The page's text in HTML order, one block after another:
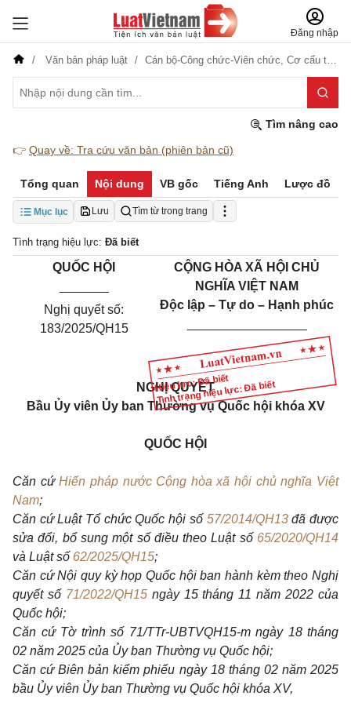
Đăng nhập
Văn bản pháp luật Cán bộ-Công chức-Viên chức, Cơ cấu tổ chức
Tìm nâng cao
👉 Quay về: Tra cứu văn bản (phiên bản cũ)
Tổng quan Nội dung VB gốc Tiếng Anh Lược đồ
Mục lục Lưu Tìm từ trong trang
Tình trạng hiệu lực: Đã biết
Hiệu lực: Đã biết
Tình trạng hiệu lực: Đã biết
QUỐC HỘI
Nghị quyết số:
183/2025/QH15
CỘNG HÒA XÃ HỘI CHỦ
NGHĨA VIỆT NAM
Độc lập – Tự do – Hạnh phúc
NGHỊ QUYẾT
Bầu Ủy viên Ủy ban Thường vụ Quốc hội khóa XV
QUỐC HỘI
Căn cứHiến pháp nước Cộng hòa xã hội chủ nghĩa Việt
Nam;
Căn cứ Luật Tổ chức Quốc hội số 57/2014/QH13đã được
sửa đổi, bổ sung một số điều theo Luật số 65/2020/QH14
và Luật số 62/2025/QH15;
Căn cứ Nội quy kỳ họp Quốc hội ban hành kèm theo Nghị
quyết số 71/2022/QH15ngày 15 tháng 11 năm 2022 của
Quốc hội;
Căn cứ Tờ trình số 71/TTr-UBTVQH15-m ngày 18 tháng
02 năm 2025 của Ủy ban Thường vụ Quốc hội;
Căn cứ Biên bản kiểm phiếu ngày 18 tháng 02 năm 2025
bầu Ủy viên Ủy ban Thường vụ Quốc hội khóa XV,